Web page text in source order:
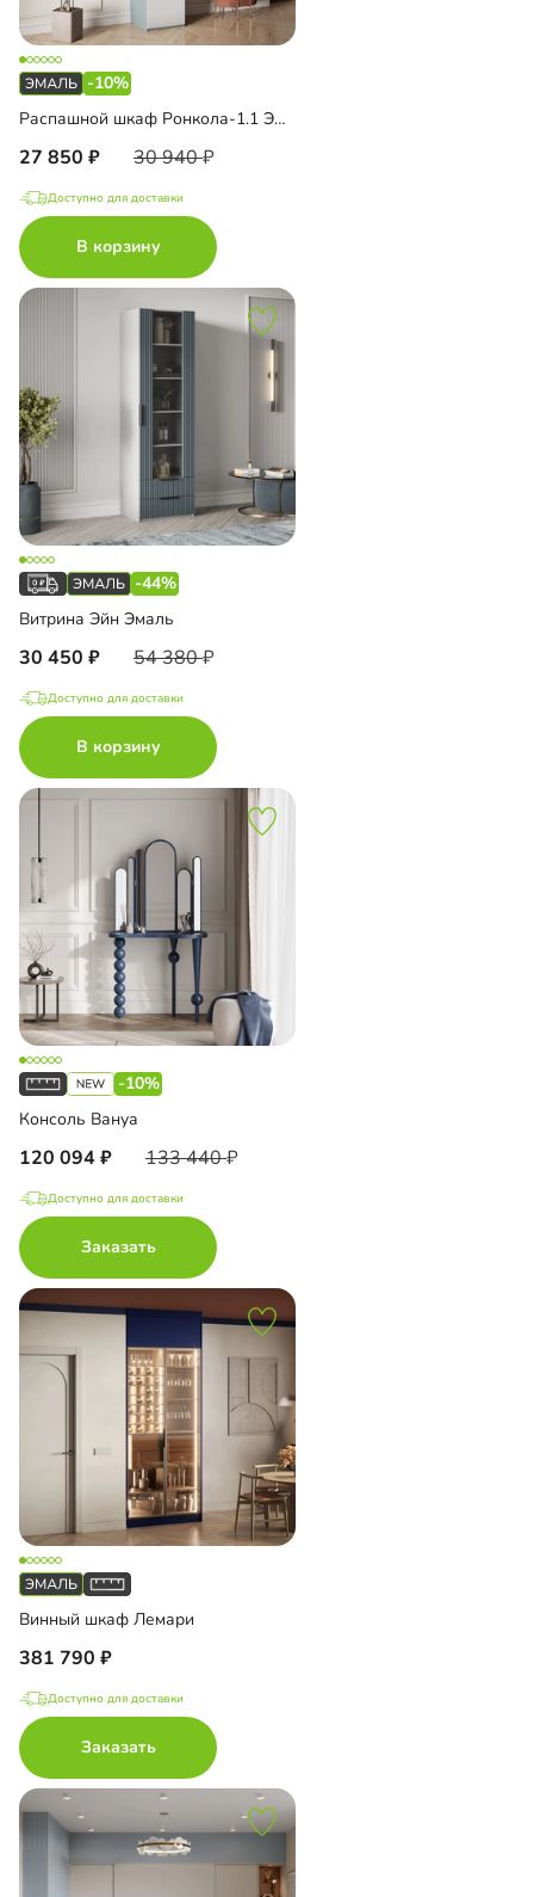
-10%
Распашной шкаф Ронкола-1.1 Эмаль с антресолью
27 850 30 940
Доступно для доставки
В корзину
-44%
Витрина Эйн Эмаль
30 450 54 380
Доступно для доставки
В корзину
-10%
Консоль Вануа
120 094 133 440
Доступно для доставки
Заказать
Винный шкаф Лемари
381 790
Доступно для доставки
Заказать